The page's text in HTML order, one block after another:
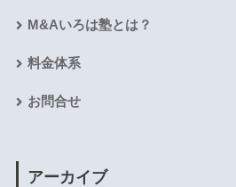
M&Aいろは塾とは？
料金体系
お問合せ
アーカイブ